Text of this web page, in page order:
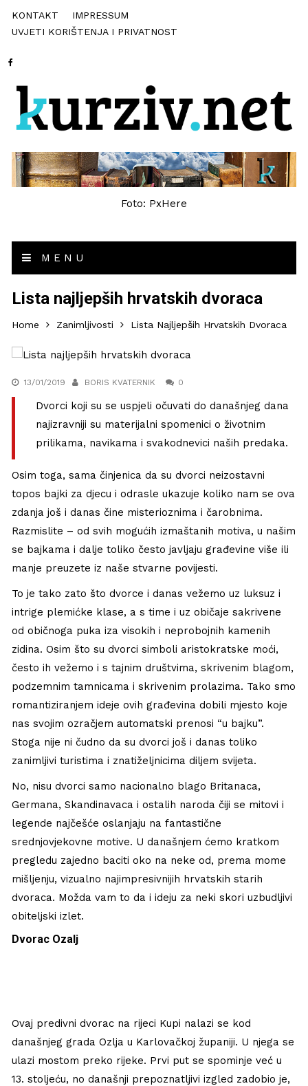
KONTAKT
IMPRESSUM
UVJETI KORIŠTENJA I PRIVATNOST
Foto: PxHere
MENU
Lista najljepših hrvatskih dvoraca
Home Zanimljivosti Lista Najljepših Hrvatskih Dvoraca
13/01/2019 BORIS KVATERNIK 0
Dvorci koji su se uspjeli očuvati do današnjeg dana
najizravniji su materijalni spomenici o životnim
prilikama, navikama i svakodnevici naših predaka.
Osim toga, sama činjenica da su dvorci neizostavni
topos bajki za djecu i odrasle ukazuje koliko nam se ova
zdanja još i danas čine misterioznima i čarobnima.
Razmislite – od svih mogućih izmaštanih motiva, u našim
se bajkama i dalje toliko često javljaju građevine više ili
manje preuzete iz naše stvarne povijesti.
To je tako zato što dvorce i danas vežemo uz luksuz i
intrige plemićke klase, a s time i uz običaje sakrivene
od običnoga puka iza visokih i neprobojnih kamenih
zidina. Osim što su dvorci simboli aristokratske moći,
često ih vežemo i s tajnim društvima, skrivenim blagom,
podzemnim tamnicama i skrivenim prolazima. Tako smo
romantiziranjem ideje ovih građevina dobili mjesto koje
nas svojim ozračjem automatski prenosi “u bajku”.
Stoga nije ni čudno da su dvorci još i danas toliko
zanimljivi turistima i znatiželjnicima diljem svijeta.
No, nisu dvorci samo nacionalno blago Britanaca,
Germana, Skandinavaca i ostalih naroda čiji se mitovi i
legende najčešće oslanjaju na fantastične
srednjovjekovne motive. U današnjem ćemo kratkom
pregledu zajedno baciti oko na neke od, prema mome
mišljenju, vizualno najimpresivnijih hrvatskih starih
dvoraca. Možda vam to da i ideju za neki skori uzbudljivi
obiteljski izlet.
Dvorac Ozalj
Ovaj predivni dvorac na rijeci Kupi nalazi se kod
današnjeg grada Ozlja u Karlovačkoj županiji. U njega se
ulazi mostom preko rijeke. Prvi put se spominje već u
13. stoljeću, no današnji prepoznatljivi izgled zadobio je,